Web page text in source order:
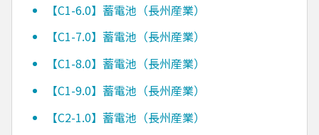
【C1-6.0】蓄電池（長州産業）
【C1-7.0】蓄電池（長州産業）
【C1-8.0】蓄電池（長州産業）
【C1-9.0】蓄電池（長州産業）
【C2-1.0】蓄電池（長州産業）